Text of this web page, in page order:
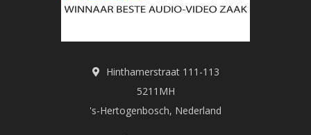
Hinthamerstraat 111-113
5211MH
's-Hertogenbosch, Nederland